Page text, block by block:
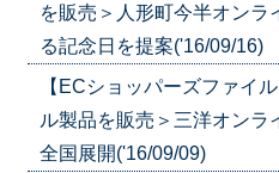
を販売＞人形町今半オンラ
る記念日を提案('16/09/16)
【ECショッパーズファイ
ル製品を販売＞三洋オンラ
全国展開('16/09/09)